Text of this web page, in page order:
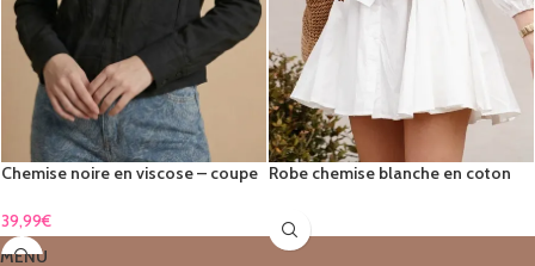
Chemise noire en viscose – coupe
39,99€
Robe chemise blanche en coton
MENU